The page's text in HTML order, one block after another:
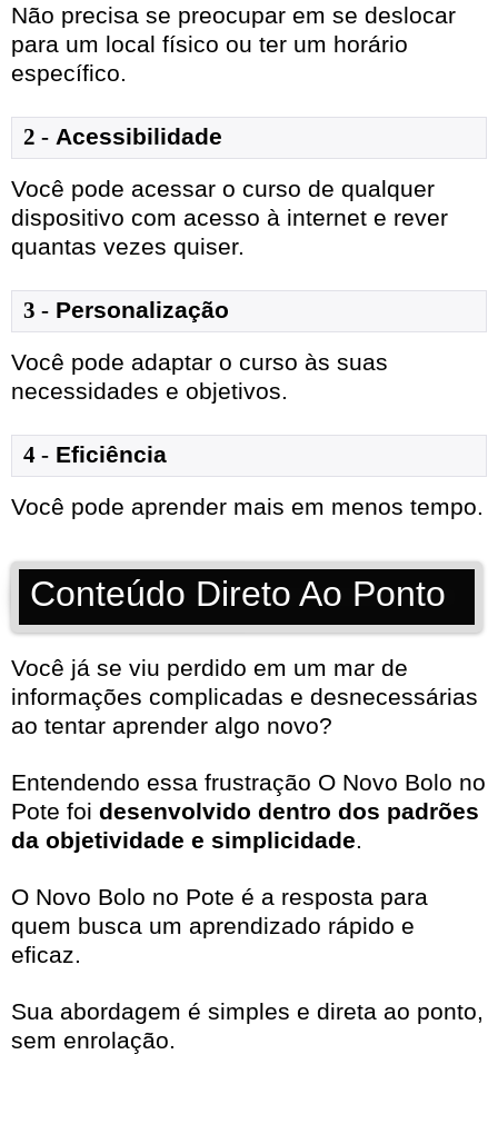
Não precisa se preocupar em se deslocar
para um local físico ou ter um horário
específico.
2 - Acessibilidade
Você pode acessar o curso de qualquer
dispositivo com acesso à internet e rever
quantas vezes quiser.
3 - Personalização
Você pode adaptar o curso às suas
necessidades e objetivos.
4 - Eficiência
Você pode aprender mais em menos tempo.
Conteúdo Direto Ao Ponto
Você já se viu perdido em um mar de
informações complicadas e desnecessárias
ao tentar aprender algo novo?
Entendendo essa frustração O Novo Bolo no
Pote foi desenvolvido dentro dos padrões
da objetividade e simplicidade.
O Novo Bolo no Pote é a resposta para
quem busca um aprendizado rápido e
eficaz.
Sua abordagem é simples e direta ao ponto,
sem enrolação.